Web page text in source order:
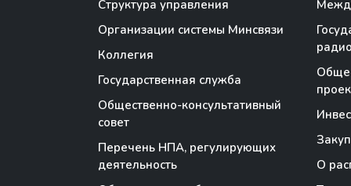
Структура управления
Организации системы Минсвязи
Коллегия
Государственная служба
Общественно-консультативный
совет
Перечень НПА, регулирующих
деятельность
О